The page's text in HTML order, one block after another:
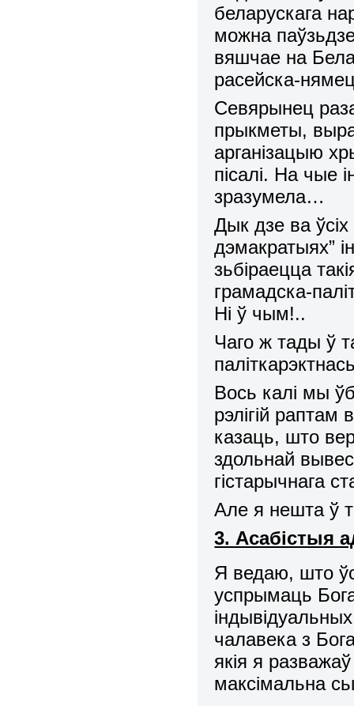
беларускага
можна
вяшчае на
расейска-
Севярынец
прыкметы,
арганізацыю
пісалі. На чые
зразумела…
Дык дзе ва ўсіх
дэмакратыях”
зьбіраецца
грамадска-
Ні ў чым!..
Чаго ж тады ў
Вось калі мы
рэлігій
казаць, што
здольнай
гістарычнага
Але я нешта ў
3. Асабістыя
Я ведаю, што
успрымаць
чалавека з
якія я
максімальна